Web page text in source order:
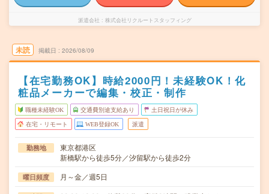
派遣会社 株式会社リクルートスタッフィング
未読 掲載日 2026/08/09
【在宅勤務OK】時給2000円！未経験OK！化
粧品メーカーで編集・校正・制作
職種未経験OK 交通費別途支給あり 土日祝日が休み
在宅・リモート WEB登録OK 派遣
勤務地
東京都港区
新橋駅から徒歩5分／汐留駅から徒歩2分
曜日頻度 月～金／週5日